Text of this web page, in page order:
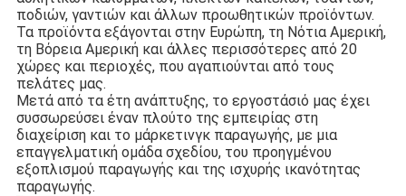
ποδιών, γαντιών και άλλων προωθητικών προϊόντων.
Τα προϊόντα εξάγονται στην Ευρώπη, τη Νότια Αμερική,
τη Βόρεια Αμερική και άλλες περισσότερες από 20
χώρες και περιοχές, που αγαπιούνται από τους
πελάτες μας.
Μετά από τα έτη ανάπτυξης, το εργοστάσιό μας έχει
συσσωρεύσει έναν πλούτο της εμπειρίας στη
διαχείριση και το μάρκετινγκ παραγωγής, με μια
επαγγελματική ομάδα σχεδίου, του προηγμένου
εξοπλισμού παραγωγής και της ισχυρής ικανότητας
παραγωγής.